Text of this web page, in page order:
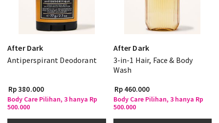
After Dark
Antiperspirant Deodorant
Rp 380.000
Body Care Pilihan, 3 hanya Rp
500.000
After Dark
3-in-1 Hair, Face & Body
Wash
Rp 460.000
Body Care Pilihan, 3 hanya Rp
500.000